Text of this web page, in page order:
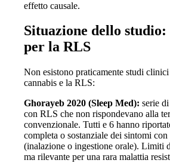
effetto causale.
Situazione dello studio:
per la RLS
Non esistono praticamente studi
cannabis e la RLS:
Ghorayeb 2020 (Sleep Med): serie
con RLS che non rispondevano alla
convenzionale. Tutti e 6 hanno
completa o sostanziale dei sintomi con
(inalazione o ingestione orale). Limiti
ma rilevante per una rara malattia